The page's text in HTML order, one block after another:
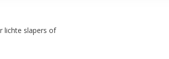
lichte slapers of